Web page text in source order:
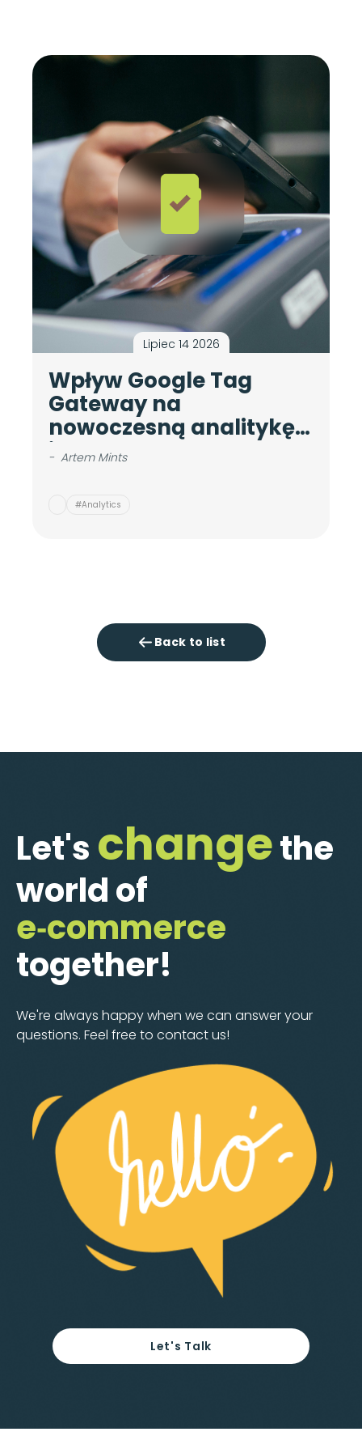
Lipiec 14 2026
Wpływ Google Tag
Gateway na
nowoczesną analitykę
internetową
- Artem Mints
#Analytics
Back to list
Let's changethe
world of
e‑commerce
together!
We're always happy when we can answer your
questions. Feel free to contact us!
Let's Talk